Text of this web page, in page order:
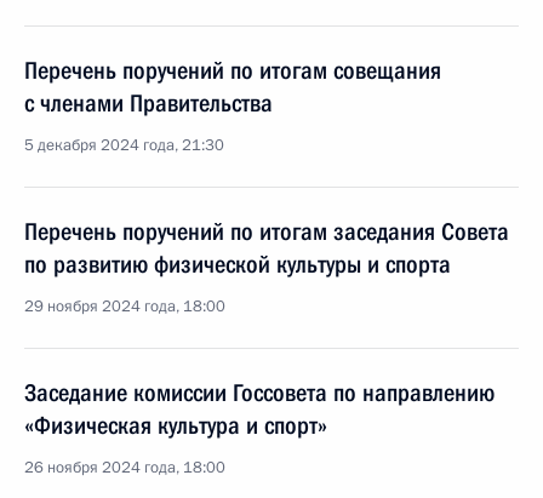
Перечень поручений по итогам совещания
с членами Правительства
5 декабря 2024 года, 21:30
Перечень поручений по итогам заседания Совета
по развитию физической культуры и спорта
29 ноября 2024 года, 18:00
Заседание комиссии Госсовета по направлению
«Физическая культура и спорт»
26 ноября 2024 года, 18:00